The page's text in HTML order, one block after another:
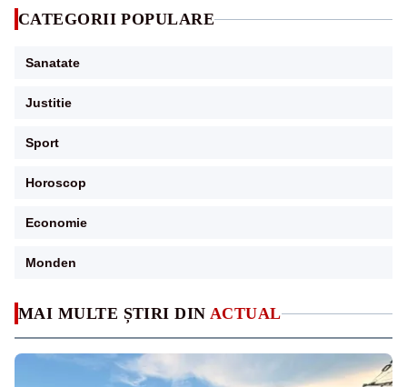
MAI MULTE ȘTIRI DIN ACTUAL
CATEGORII POPULARE
Sanatate
Justitie
Sport
Horoscop
Economie
Monden